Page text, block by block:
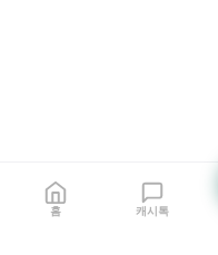
홈 캐시톡